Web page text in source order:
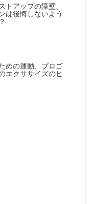
トアップの障壁、
は後悔しないよう
めの運動、プロゴ
エクササイズのヒ